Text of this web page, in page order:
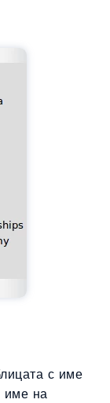
с име
име на